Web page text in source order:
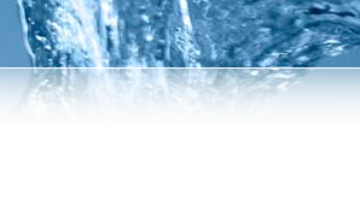
优错误谬误2016-3-11 Read more...
分类2016-3-11 Read more...